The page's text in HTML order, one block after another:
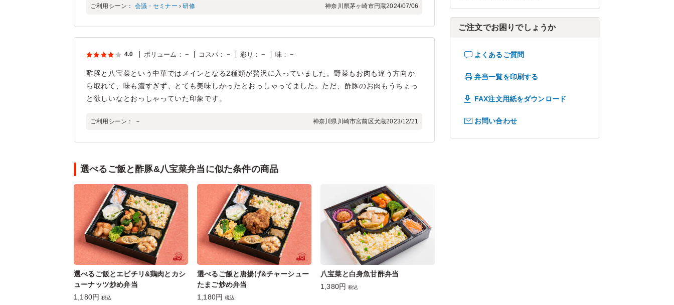
ご利用シーン： 会議・セミナー ›研修 神奈川県茅ヶ崎市円蔵2024/07/06
4.0 ボリューム ： － コスパ ： － 彩り ： － 味： －
酢豚と八宝菜という中華ではメインとなる2種類が贅沢に入っていました。野菜もお肉も違う方向か
ら取れて、味も濃すぎず、とても美味しかったとおっしゃってました。ただ、酢豚のお肉もうちょっ
と欲しいなとおっしゃっていた印象です。
ご利用シーン： － 神奈川県川崎市宮前区犬蔵2023/12/21
選べるご飯と酢豚&八宝菜弁当に似た条件の商品
選べるご飯とエビチリ&鶏肉とカシ
ューナッツ炒め弁当
1,180円 税込
選べるご飯と唐揚げ&チャーシュー
たまご炒め弁当
1,180円 税込
八宝菜と白身魚甘酢弁当
1,380円 税込
ご注文でお困りでしょうか
よくあるご質問
弁当一覧を印刷する
FAX注文用紙をダウンロード
お問い合わせ